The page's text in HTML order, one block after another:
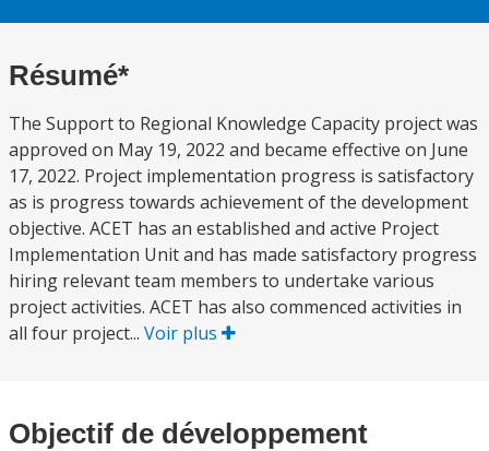
Résumé*
The Support to Regional Knowledge Capacity project was
approved on May 19, 2022 and became effective on June
17, 2022. Project implementation progress is satisfactory
as is progress towards achievement of the development
objective. ACET has an established and active Project
Implementation Unit and has made satisfactory progress
hiring relevant team members to undertake various
project activities. ACET has also commenced activities in
all four project... Voir plus
Objectif de développement